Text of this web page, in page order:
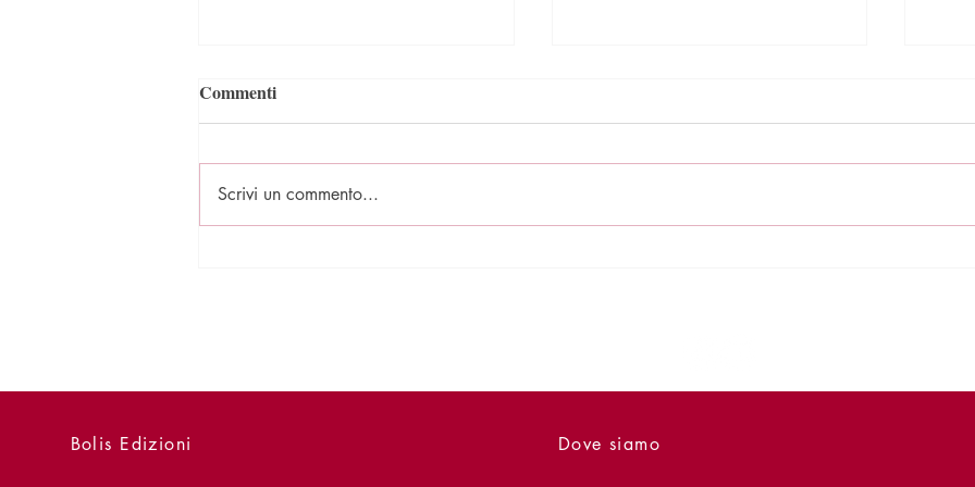
Commenti
Scrivi un commento...
Bolis Edizioni Dove siamo